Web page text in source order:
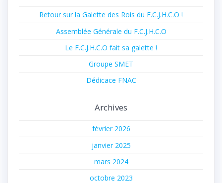
Retour sur la Galette des Rois du F.C.J.H.C.O !
Assemblée Générale du F.C.J.H.C.O
Le F.C.J.H.C.O fait sa galette !
Groupe SMET
Dédicace FNAC
Archives
février 2026
janvier 2025
mars 2024
octobre 2023